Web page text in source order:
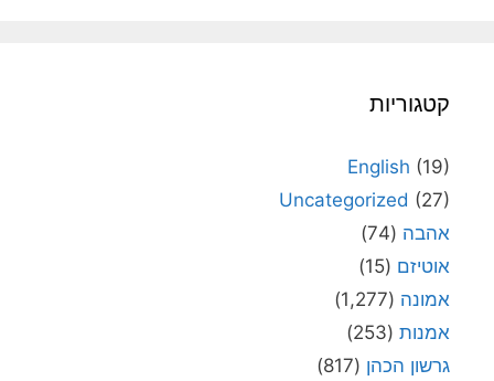
קטגוריות
English (19)
Uncategorized (27)
אהבה (74)
אוטיזם (15)
אמונה (1,277)
אמנות (253)
גרשון הכהן (817)